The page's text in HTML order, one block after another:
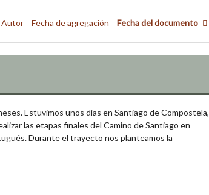
Autor Fecha de agregación Fecha del documento
Estuvimos unos días en Santiago de Compostela,
las etapas finales del Camino de Santiago en
Durante el trayecto nos planteamos la